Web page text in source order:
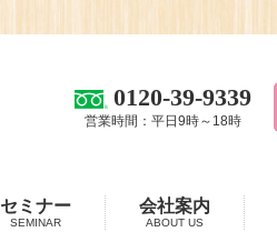
0120-39-9339
営業時間：平日9時～18時
セミナー
SEMINAR
会社案内
ABOUT US